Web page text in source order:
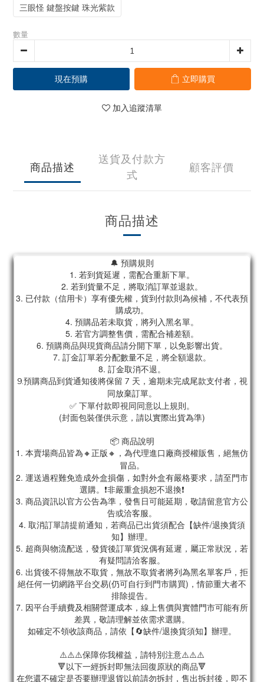
三眼怪 鍵盤按鍵 珠光紫款
數量
現在預購 立即購買
加入追蹤清單
商品描述
送貨及付款方
式
顧客評價
商品描述
🔔 預購規則
1. 若到貨延遲，需配合重新下單。
2. 若到貨量不足，將取消訂單並退款。
3. 已付款（信用卡）享有優先權，貨到付款則為候補，不代表預
購成功。
4. 預購品若未取貨，將列入黑名單。
5. 若官方調整售價，需配合補差額。
6. 預購商品與現貨商品請分開下單，以免影響出貨。
7. 訂金訂單若分配數量不足，將全額退款。
8. 訂金取消不退。
9.預購商品到貨通知後將保留 7 天，逾期未完成尾款支付者，視
同放棄訂單。
✅ 下單付款即視同同意以上規則。
(封面包裝僅供示意，請以實際出貨為準)
📦 商品說明
1. 本賣場商品皆為🔸正版🔸，為代理進口廠商授權販售，絕無仿
冒品。
2. 運送過程難免造成外盒損傷，如對外盒有嚴格要求，請至門市
選購。❗非嚴重盒損恕不退換❗
3. 商品資訊以官方公告為準，發售日可能延期，敬請留意官方公
告或洽客服。
4. 取消訂單請提前通知，若商品已出貨須配合【缺件/退換貨須
知】辦理。
5. 超商與物流配送，發貨後訂單貨況偶有延遲，屬正常狀況，若
有疑問請洽客服。
6. 出貨後不得無故不取貨，無故不取貨者將列為黑名單客戶，拒
絕任何一切網路平台交易(仍可自行到門市購買)，情節重大者不
排除提告。
7. 因平台手續費及相關營運成本，線上售價與實體門市可能有所
差異，敬請理解並依需求選購。
如確定不領收該商品，請依【🔄缺件/退換貨須知】辦理。
⚠️⚠️⚠️保障你我權益，請特別注意⚠️⚠️⚠️
🔻以下一經拆封即無法回復原狀的商品🔻
在您還不確定是否要辦理退貨以前請勿拆封，售出拆封後，即不